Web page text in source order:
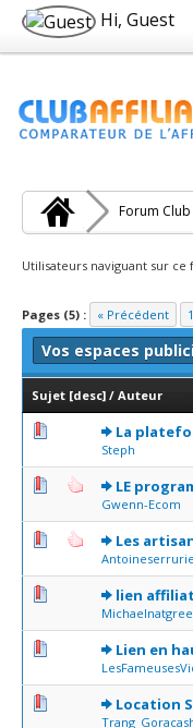
Hi, Guest
Forum
Utilisateurs naviguant sur ce
Pages (5) : « Précédent 1
Vos espaces
Sujet [desc] / Auteur
La
Steph
0 Votes - 0 sur 5 en
12345
LE
Gwenn-Ecom
0 Votes - 0 sur 5 en
12345
Les
0 Votes - 0 sur 5 en
12345
lien
0 Votes - 0 sur 5 en
12345
Lien en
0 Votes - 0 sur 5 en
1 2345
Location
1 Votes - 1 sur 5 en
12345